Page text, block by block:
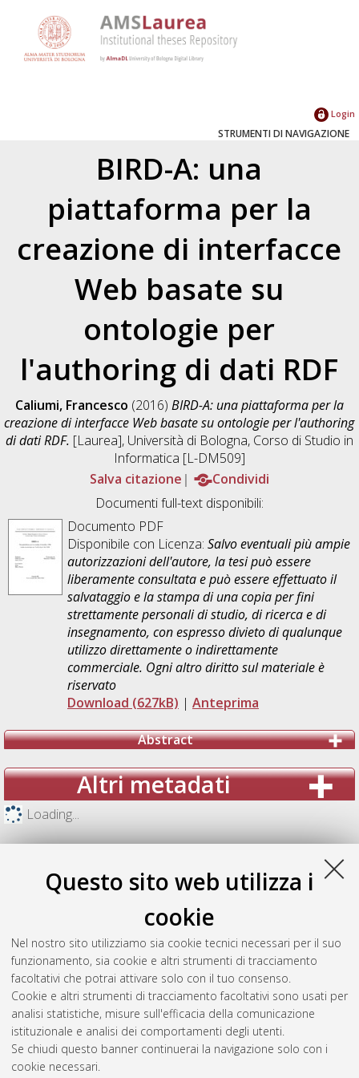
Questo sito web utilizza i
cookie
Nel nostro sito utilizziamo sia cookie tecnici necessari per il suo
funzionamento, sia cookie e altri strumenti di tracciamento
facoltativi che potrai attivare solo con il tuo consenso.
Cookie e altri strumenti di tracciamento facoltativi sono usati per
analisi statistiche, misure sull'efficacia della comunicazione
istituzionale e analisi dei comportamenti degli utenti.
Se chiudi questo banner continuerai la navigazione solo con i
cookie necessari.
Login
STRUMENTI DI NAVIGAZIONE
BIRD-A: una
piattaforma per la
creazione di interfacce
Web basate su
ontologie per
l'authoring di dati RDF
Caliumi, Francesco (2016) BIRD-A: una piattaforma per la
creazione di interfacce Web basate su ontologie per l'authoring
di dati RDF. [Laurea], Università di Bologna, Corso di Studio in
Informatica [L-DM509]
Salva citazione
Condividi
Documenti full-text disponibili:
Documento PDF
Disponibile con Licenza: Salvo eventuali più ampie
autorizzazioni dell'autore, la tesi può essere
liberamente consultata e può essere effettuato il
salvataggio e la stampa di una copia per fini
strettamente personali di studio, di ricerca e di
insegnamento, con espresso divieto di qualunque
utilizzo direttamente o indirettamente
commerciale. Ogni altro diritto sul materiale è
riservato
Download (627kB) | Anteprima
Abstract
Altri metadati
Loading...
Gestione del documento: